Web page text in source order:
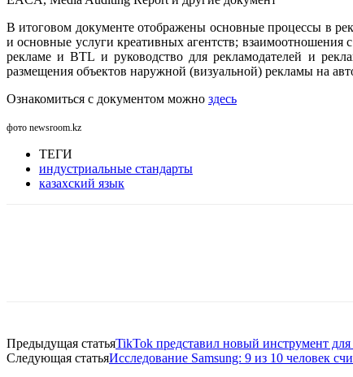
В итоговом документе отображены основные процессы в
и основные услуги креативных агентств; взаимоотношения
рекламе и BTL и руководство для рекламодателей и
размещения объектов наружной (визуальной) рекламы на
Ознакомиться с документом можно здесь
фото newsroom.kz
ТЕГИ
индустриальные стандарты
казахский язык
Предыдущая статьяTikTok представил новый инструмент для
Следующая статьяИсследование Samsung: 9 из 10 человек